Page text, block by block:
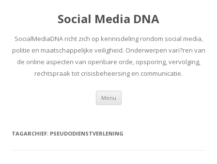
Social Media DNA
SocialMediaDNA richt zich op kennisdeling rondom social media,
politie en maatschappelijke veiligheid. Onderwerpen vari?ren van
de online aspecten van openbare orde, opsporing, vervolging,
rechtspraak tot crisisbeheersing en communicatie.
Menu Spring
inhoud
TAGARCHIEF: PSEUDODIENSTVERLENING